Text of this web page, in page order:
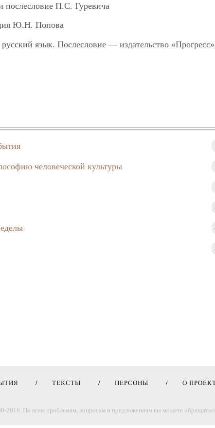
послесловие П.С. Гуревича
Ю.Н. Попова
язык. Послесловие — издательство
западной философии. В нем отражены
являются ведущие представители основных
человеческой культуры
ТЕКСТЫ ПЕРСОНЫ О
2016. По всем проблемам, вопросам и предложениям вы можете